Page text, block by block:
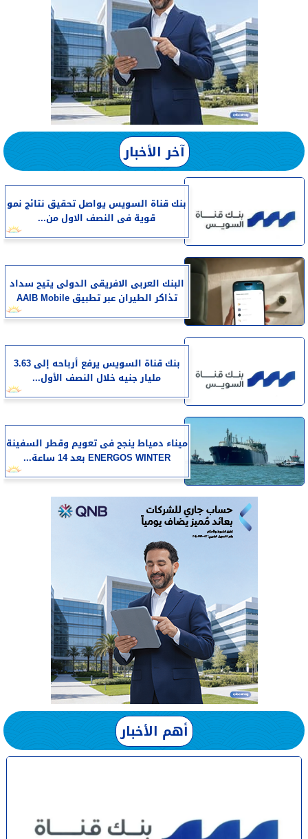
آخر الأخبار
بنك قناة السويس يواصل تحقيق نتائج نمو
قوية فى النصف الاول من...
البنك العربى الافريقى الدولى يتيح سداد
تذاكر الطيران عبر تطبيق AAIB Mobile
بنك قناة السويس يرفع أرباحه إلى 3.63
مليار جنيه خلال النصف الأول...
​ميناء دمياط ينجح فى تعويم وقطر السفينة
ENERGOS WINTER بعد 14 ساعة...
أهم الأخبار